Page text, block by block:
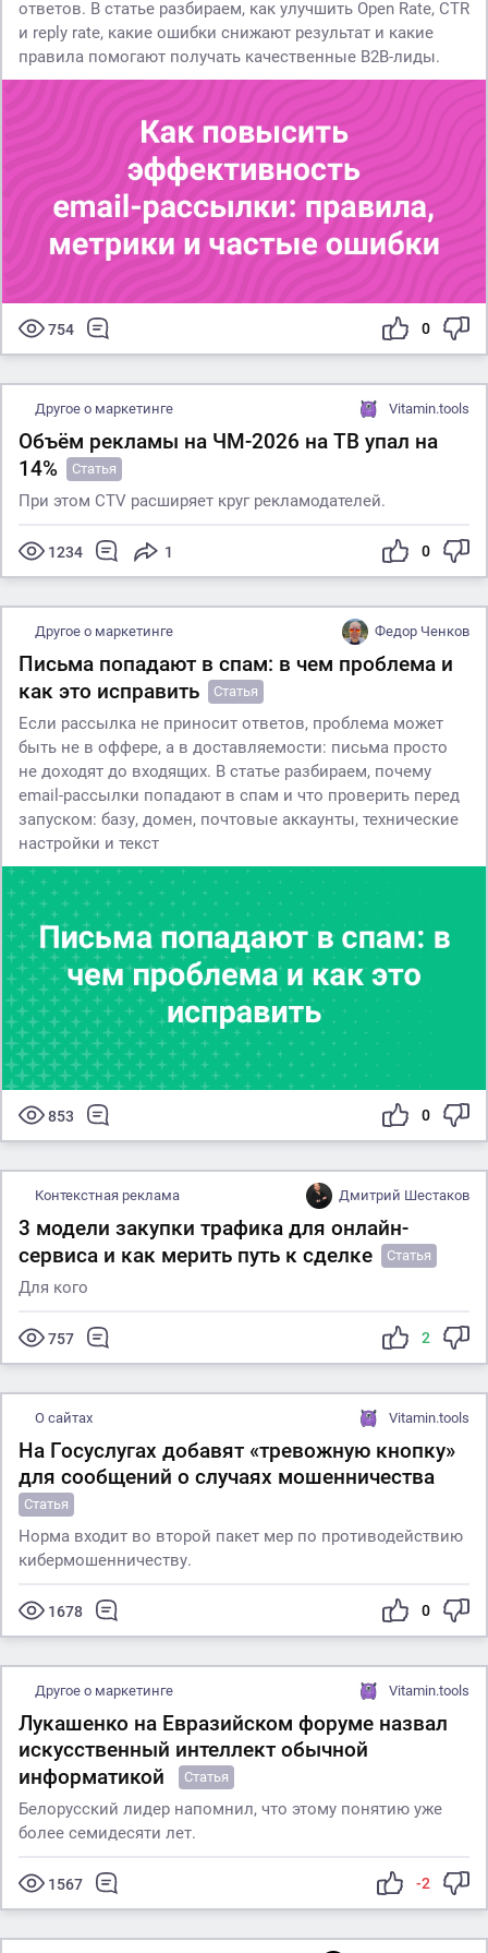
ответов. В статье разбираем, как улучшить Open Rate, CTR
и reply rate, какие ошибки снижают результат и какие
правила помогают получать качественные B2B-лиды.
754 0
Другое о маркетинге Vitamin.tools
Объём рекламы на ЧМ-2026 на ТВ упал на
14%
Статья
При этом CTV расширяет круг рекламодателей.
1234 1 0
Другое о маркетинге Федор Ченков
Письма попадают в спам: в чем проблема и
как это исправить
Статья
Если рассылка не приносит ответов, проблема может
быть не в оффере, а в доставляемости: письма просто
не доходят до входящих. В статье разбираем, почему
email-рассылки попадают в спам и что проверить перед
запуском: базу, домен, почтовые аккаунты, технические
настройки и текст
853 0
Контекстная реклама Дмитрий Шестаков
3 модели закупки трафика для онлайн-
сервиса и как мерить путь к сделке
Статья
Для кого
757 2
О сайтах Vitamin.tools
На Госуслугах добавят «тревожную кнопку»
для сообщений о случаях мошенничества
Статья
Норма входит во второй пакет мер по противодействию
кибермошенничеству.
1678 0
Другое о маркетинге Vitamin.tools
Лукашенко на Евразийском форуме назвал
искусственный интеллект обычной
информатикой
Статья
Белорусский лидер напомнил, что этому понятию уже
более семидесяти лет.
1567 -2